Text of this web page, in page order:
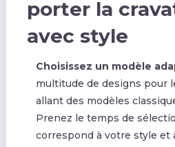
porter la
avec style
Choisissez un modèle
multitude de designs pour
allant des modèles
Prenez le temps de
correspond à votre style et